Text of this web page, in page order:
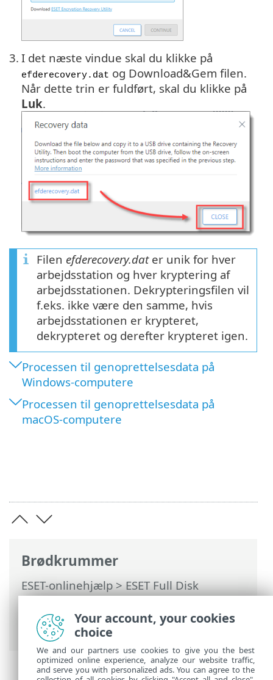
Brødkrummer
ESET-onlinehjælp>ESET Full Disk
Encryption>Bruge ESET Full Disk
Encryption>Genoprettelse af kryptering
> Genoprettelsesdata
3. I det næste vindue skal du klikke på
efderecovery.dat og Download&Gem filen.
Når dette trin er fuldført, skal du klikke på
Luk.
Filen efderecovery.dater unik for hver
arbejdsstation og hver kryptering af
arbejdsstationen. Dekrypteringsfilen vil
f.eks. ikke være den samme, hvis
arbejdsstationen er krypteret,
dekrypteret og derefter krypteret igen.
Processen til genoprettelsesdata på
Windows-computere
Processen til genoprettelsesdata på
macOS-computere
Your account, your cookies
choice
We and our partners use cookies to give you the best
optimized online experience, analyze our website traffic,
and serve you with personalized ads. You can agree to the